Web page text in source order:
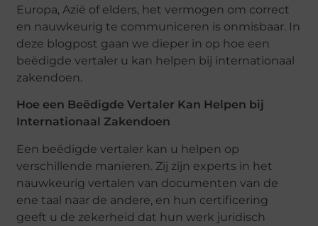
Europa, Azië of elders, het vermogen om correct
en nauwkeurig te communiceren is onmisbaar. In
deze blogpost gaan we dieper in op hoe een
beëdigde vertaler u kan helpen bij internationaal
zakendoen.
Hoe een Beëdigde Vertaler Kan Helpen bij
Internationaal Zakendoen
Een beëdigde vertaler kan u helpen op
verschillende manieren. Zij zijn experts in het
nauwkeurig vertalen van documenten van de
ene taal naar de andere, en hun certificering
geeft u de zekerheid dat hun werk juridisch